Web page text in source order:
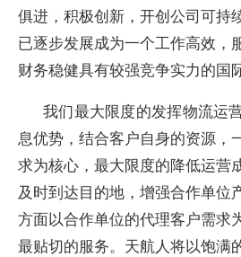
俱进，积极创新，开创公司可持
已逐步发展成为一个工作高效，
财务稳健具有较强竞争实力的国
我们最大限度的发挥物流运
息优势，结合客户自身的资源，
求为核心，最大限度的降低运营
及时到达目的地，增强合作单位
方面以合作单位的代理客户需求
最贴切的服务。天航人将以饱满